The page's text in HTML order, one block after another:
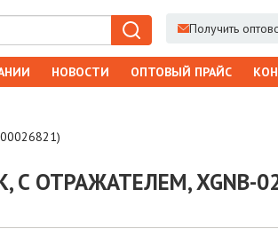
Получить
НОВОСТИ ОПТОВЫЙ ПРАЙС
ОТРАЖАТЕЛЕМ, XGNB-